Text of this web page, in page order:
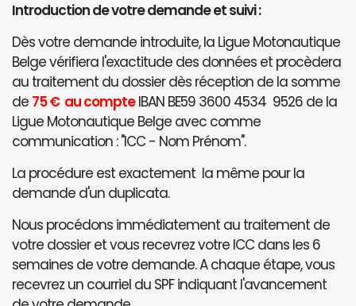
Introduction de votre demande et suivi :
Dès votre demande introduite, la Ligue Motonautique
Belge vérifiera l'exactitude des données et procèdera
au traitement du dossier dès réception de la somme
de 75 € au compteIBAN BE59 3600 4534 9526 de la
Ligue Motonautique Belge avec comme
communication : "ICC - Nom Prénom".
La procédure est exactement la même pour la
demande d'un duplicata.
Nous procédons immédiatement au traitement de
votre dossier et vous recevrez votre ICC dans les 6
semaines de votre demande. A chaque étape, vous
recevrez un courriel du SPF indiquant l'avancement